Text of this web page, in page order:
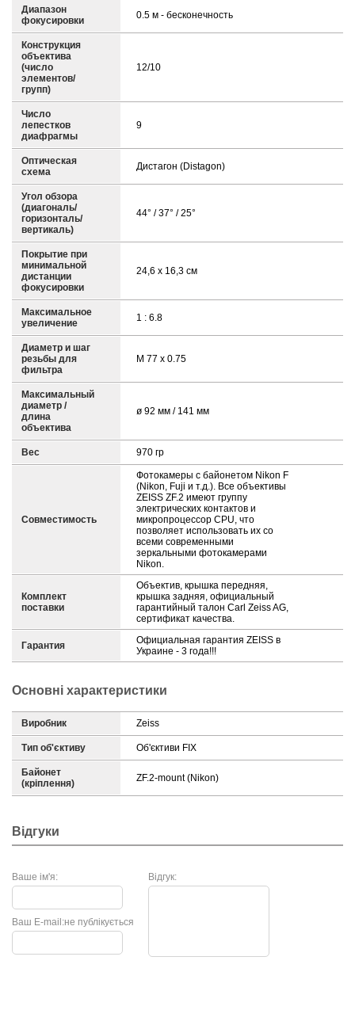
Диапазон
фокусировки
0.5 м - бесконечность
Конструкция
объектива
(число
элементов/
групп)
12/10
Число
лепестков
диафрагмы
9
Оптическая
схема
Дистагон (Distagon)
Угол обзора
(диагональ/
горизонталь/
вертикаль)
44° / 37° / 25°
Покрытие при
минимальной
дистанции
фокусировки
24,6 x 16,3 см
Максимальное
увеличение
1 : 6.8
Диаметр и шаг
резьбы для
фильтра
M 77 x 0.75
Максимальный
диаметр /
длина
объектива
ø 92 мм / 141 мм
Вес 970 гр
Совместимость
Фотокамеры с байонетом Nikon F
(Nikon, Fuji и т.д.). Все объективы
ZEISS ZF.2 имеют группу
электрических контактов и
микропроцессор CPU, что
позволяет использовать их со
всеми современными
зеркальными фотокамерами
Nikon.
Комплект
поставки
Объектив, крышка передняя,
крышка задняя, официальный
гарантийный талон Carl Zeiss AG,
сертификат качества.
Гарантия
Официальная гарантия ZEISS в
Украине - 3 года!!!
Основні характеристики
Виробник Zeiss
Тип об'єктиву Об'єктиви FIX
Байонет
(кріплення)
ZF.2-mount (Nikon)
Відгуки
Ваше ім'я: Відгук:
не публікується
Ваш E-mail: